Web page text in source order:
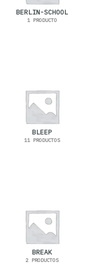
BERLIN-SCHOOL
1 PRODUCTO
BLEEP
11 PRODUCTOS
BREAK
2 PRODUCTOS